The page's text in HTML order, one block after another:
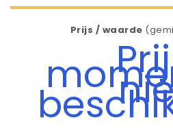
Prijs / waarde